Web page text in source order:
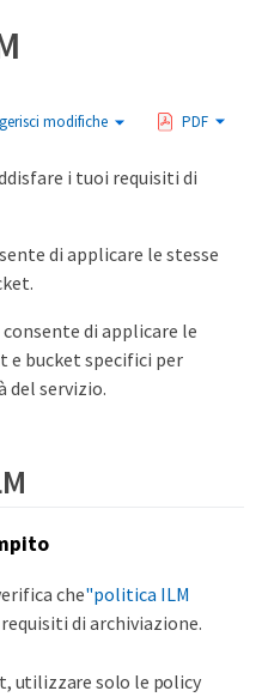
modifiche PDF
i tuoi requisiti di
di applicare le stesse
di applicare le
e bucket specifici per
del servizio.
che"politica ILM
di archiviazione.
utilizzare solo le policy